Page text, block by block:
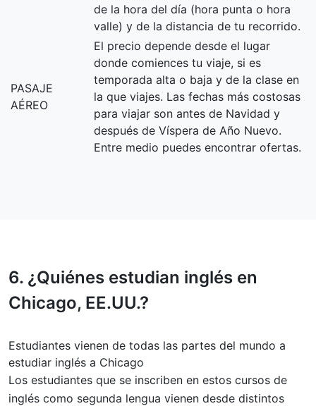
de la hora del día (hora punta o hora
valle) y de la distancia de tu recorrido.
PASAJE
AÉREO
El precio depende desde el lugar
donde comiences tu viaje, si es
temporada alta o baja y de la clase en
la que viajes. Las fechas más costosas
para viajar son antes de Navidad y
después de Víspera de Año Nuevo.
Entre medio puedes encontrar ofertas.
6. ¿Quiénes estudian inglés en
Chicago, EE.UU.?
Estudiantes vienen de todas las partes del mundo a
estudiar inglés a Chicago
Los estudiantes que se inscriben en estos cursos de
inglés como segunda lengua vienen desde distintos